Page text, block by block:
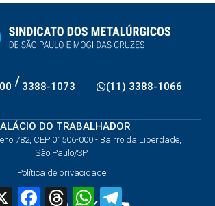
/ 3388-1073 (11) 3388-1066
DO TRABALHADOR
782, CEP 01506-000 - Bairro da Liberdade,
São Paulo/SP
Política de privacidade
X FacebookThreadsWhatsApp